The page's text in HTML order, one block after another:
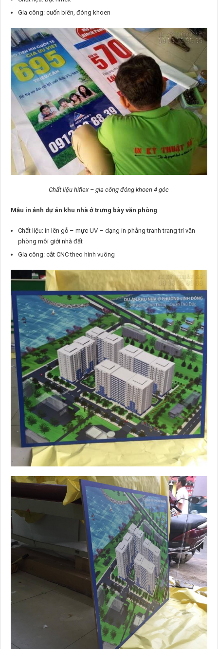
Gia công: cuốn biên, đóng khoen
Chất liệu hiflex – gia công đóng khoen 4 góc
Mẫu in ảnh dự án khu nhà ở trưng bày văn phòng
Chất liệu: in lên gỗ – mực UV – dạng in phẳng tranh trang trí văn
phòng môi giới nhà đất
Gia công: cắt CNC theo hình vuông